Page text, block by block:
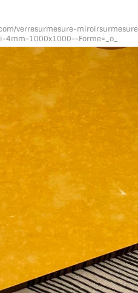
ET FIXATION DU VERRE
DE VERRES
EN VERRE
verresurmesure-
-4mm-1000x1000--Forme=_o_